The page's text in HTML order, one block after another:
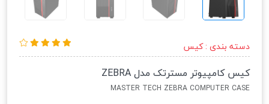
دسته بندی :کیس
کیس کامپیوتر مسترتک مدل ZEBRA
MASTER TECH ZEBRA COMPUTER CASE